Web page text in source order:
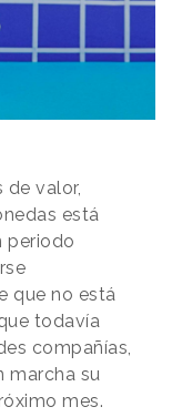
de valor,
está
periodo
que no está
todavía
compañías,
marcha su
mes.